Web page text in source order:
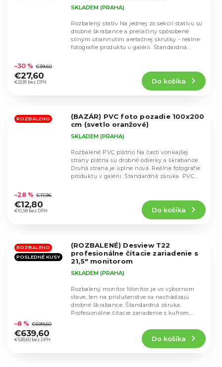
hodnotenie
produktu
je
hviezdičiek.
SKLADEM (PRAHA)
€22,81 bez DPH
–30 % €39,60
€27,60
Do košíka
Rozbalený statív Na jednej zo sekcií statívu sú
drobné škrabance a preliačiny spôsobené
silným utiahnutím aretačnej skrutky - reálne
fotografie produktu v galérii. Štandardná...
ROZBALENO
(BAZÁR) PVC foto pozadie 100x200
cm (svetlo oranžové)
hodnotenie
produktu
je
hviezdičiek.
SKLADEM (PRAHA)
€10,58 bez DPH
–28 % €17,96
€12,80
Do košíka
Rozbalené PVC plátno Na časti vonkajšej
strany plátna sú drobné odierky a škrabance.
Druhá strana je úplne nová. Reálne fotografie
produktu v galérii. Štandardná záruka. PVC...
ROZBALENO
POSLEDNÉ KUSY
(ROZBALENÉ) Desview T22
profesionálne čítacie zariadenie s
21,5" monitorom
hodnotenie
produktu
je
SKLADEM (PRAHA)
€528,60 bez DPH
–8 % €699,60
€639,60
Do košíka
Rozbalený monitor Monitor je vo výbornom
stave, len na príslušenstve sa nachádzajú
drobné škrabance. Štandardná záruka.
Profesionálne čítacie zariadenie s kufrom,